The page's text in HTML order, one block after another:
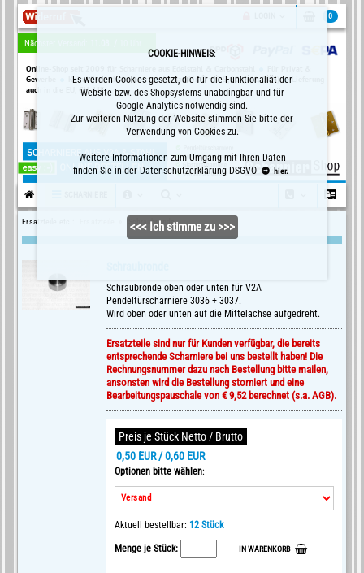
Online-Shop seit 2009 für Scharniere aus Edelstahl & Carbonstahl
Gewerbe
Kein Mindestbestellwert Versand in D = € 5,80 (inkl. 19%)
Lieferung
auch in die EU, CH, LIE
Ersatzteile etc.: Schraubronde
Schraubronde oben oder unten für V2A
Pendeltürscharniere 3036 + 3037.
Wird oben oder unten auf die Mittelachse aufgedreht.
Ersatzteile sind nur für Kunden verfügbar, die bereits
entsprechende Scharniere bei uns bestellt haben! Die
Rechnungsnummer dazu nach Bestellung bitte mailen,
ansonsten wird die Bestellung storniert und eine
Bearbeitungspauschale von € 9,52 berechnet (s.a. AGB).
Preis je Stück Netto / Brutto
0,50 EUR / 0,60 EUR
Optionen bitte wählen:
Aktuell bestellbar: 12 Stück
Menge je Stück: IN WARENKORB
Nächster Versand:
0
COOKIE-HINWEIS:
Es werden Cookies gesetzt, die für die Funktionaliät der
Website bzw. des Shopsystems unabdingbar und für
Google Analytics notwendig sind.
Zur weiteren Nutzung der Website stimmen Sie bitte der
Verwendung von Cookies zu.
Weitere Informationen zum Umgang mit Ihren Daten
finden Sie in der Datenschutzerklärung DSGVO
hier.
<<< Ich stimme zu >>>